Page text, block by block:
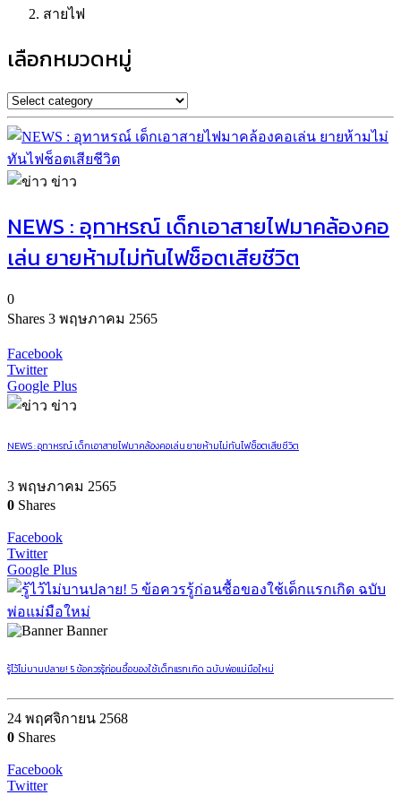
สายไฟ
เลือกหมวดหมู่
ข่าว
NEWS : อุทาหรณ์ เด็กเอาสายไฟมาคล้องคอ
เล่น ยายห้ามไม่ทันไฟช็อตเสียชีวิต
0
Shares 3 พฤษภาคม 2565
Facebook
Twitter
Google Plus
ข่าว
NEWS : อุทาหรณ์ เด็กเอาสายไฟมาคล้องคอเล่น ยายห้ามไม่ทันไฟช็อตเสียชีวิต
3 พฤษภาคม 2565
0 Shares
Facebook
Twitter
Google Plus
Banner
รู้ไว้ไม่บานปลาย! 5 ข้อควรรู้ก่อนซื้อของใช้เด็กแรกเกิด ฉบับพ่อแม่มือใหม่
24 พฤศจิกายน 2568
0 Shares
Facebook
Twitter